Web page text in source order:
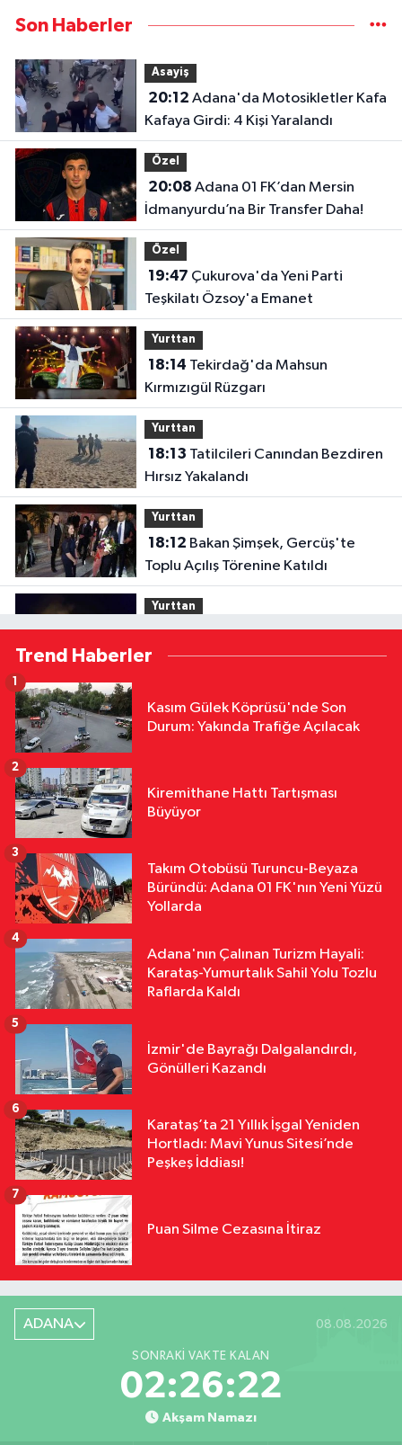
Son Haberler
Asayiş
20:12
Kafaya Girdi: 4 Kişi Yaralandı
Özel
20:08
İdmanyurdu’na Bir Transfer Daha!
Özel
19:47
Teşkilatı Özsoy'a Emanet
Yurttan
18:14
Kırmızıgül Rüzgarı
Yurttan
18:13
Hırsız Yakalandı
Yurttan
18:12
Toplu Açılış Törenine Katıldı
Yurttan
18:12Sivas'ta Buğday Tarlasında
Yangın: 20 Dönüm Alan Küle Döndü
18:11 Çalıntı Araçla 10 Kilometre
18:10Kar Maskeleriyle Araç Soyan
Siyaset
17:02MHP Adana İl Başkanı Hakan
Trend Haberler
Kasım Gülek Köprüsü'nde Son
Durum: Yakında Trafiğe Açılacak
1
Kiremithane Hattı Tartışması
Büyüyor
2
Takım Otobüsü Turuncu-Beyaza
Büründü: Adana 01 FK'nın Yeni Yüzü
Yollarda
3
Adana'nın Çalınan Turizm Hayali:
Karataş-Yumurtalık Sahil Yolu Tozlu
Raflarda Kaldı
4
İzmir'de Bayrağı Dalgalandırdı,
Gönülleri Kazandı
5
Karataş’ta 21 Yıllık İşgal Yeniden
Hortladı: Mavi Yunus Sitesi’nde
Peşkeş İddiası!
6
Puan Silme Cezasına İtiraz
7
ADANA 08.08.2026
SONRAKI VAKTE KALAN
02:26:22
Akşam Namazı